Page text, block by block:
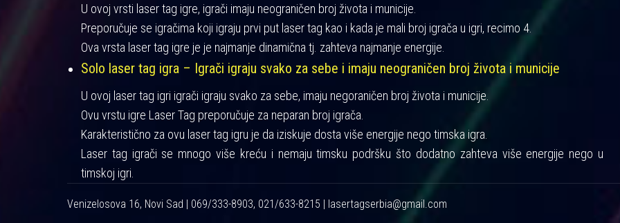
U ovoj vrsti laser tag igre, igrači imaju neograničen broj života i municije.
Preporučuje se igračima koji igraju prvi put laser tag kao i kada je mali broj igrača u igri, recimo 4.
Ova vrsta laser tag igre je je najmanje dinamična tj. zahteva najmanje energije.
Solo laser tag igra – Igrači igraju svako za sebe i imaju neograničen broj života i municije
U ovoj laser tag igri igrači igraju svako za sebe, imaju negoraničen broj života i municije.
Ovu vrstu igre Laser Tag preporučuje za neparan broj igrača.
Karakteristično za ovu laser tag igru je da iziskuje dosta više energije nego timska igra.
Laser tag igrači se mnogo više kreću i nemaju timsku podršku što dodatno zahteva više energije nego u
timskoj igri.
Venizelosova 16, Novi Sad | 069/333-8903, 021/633-8215 | lasertagserbia@gmail.com